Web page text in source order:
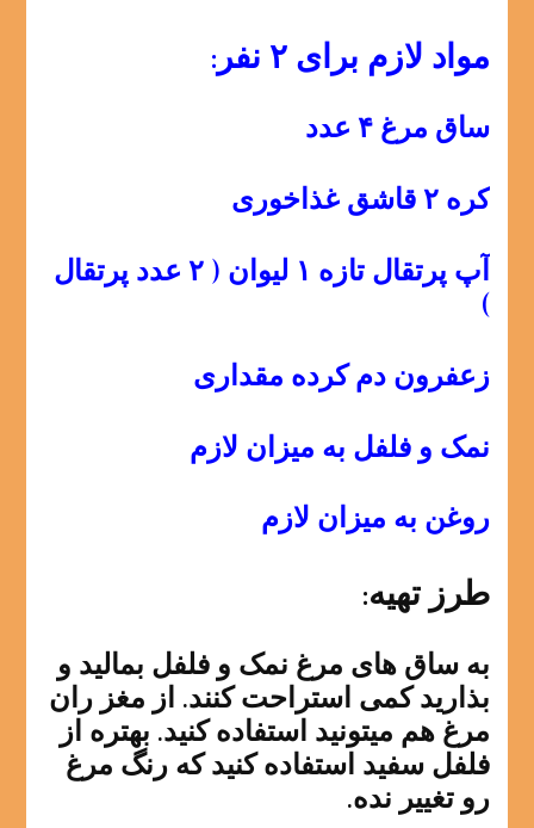
مواد لازم برای ۲ نفر:
ساق مرغ ۴ عدد
کره ۲ قاشق غذاخوری
آپ پرتقال تازه ۱ لیوان ( ۲ عدد پرتقال
)
زعفرون دم کرده مقداری
نمک و فلفل به میزان لازم
روغن به میزان لازم
طرز تهیه:
به ساق های مرغ نمک و فلفل بمالید و
بذارید کمی استراحت کنند. از مغز ران
مرغ هم میتونید استفاده کنید. بهتره از
فلفل سفید استفاده کنید که رنگ مرغ
رو تغییر نده.